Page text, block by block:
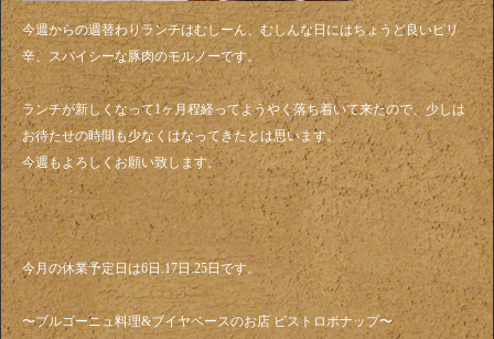
今週からの週替わりランチはむしーん、むしんな日にはちょうど良いピリ
辛、スパイシーな豚肉のモルノーです。
ランチが新しくなって1ヶ月程経ってようやく落ち着いて来たので、少しは
お待たせの時間も少なくはなってきたとは思います。
今週もよろしくお願い致します。
今月の休業予定日は6日.17日.25日です。
〜ブルゴーニュ料理&ブイヤベースのお店 ビストロボナップ〜